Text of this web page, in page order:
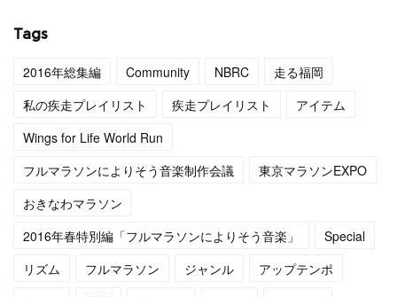
( 4)
(4)
(5)
( 12)
(13 )
Tags
2016年総集編 Community NBRC
走る福岡
私の疾走プレイリスト
疾走プレイリスト
アイテム
Wings for Life World Run
フルマラソンによりそう音楽制作会議
東京マラソンEXPO
おきなわマラソン
2016年春特別編「フルマラソンによりそう音楽」
Special
リズム
フルマラソン ジャンル
アップテンポ